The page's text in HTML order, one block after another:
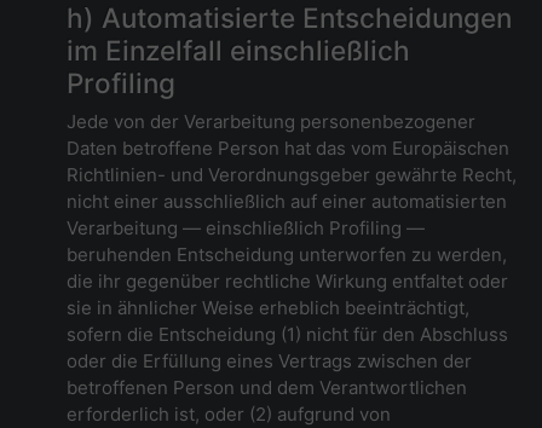
h) Automatisierte Entscheidungen
im Einzelfall einschließlich
Profiling
Jede von der Verarbeitung personenbezogener
Daten betroffene Person hat das vom Europäischen
Richtlinien- und Verordnungsgeber gewährte Recht,
nicht einer ausschließlich auf einer automatisierten
Verarbeitung — einschließlich Profiling —
beruhenden Entscheidung unterworfen zu werden,
die ihr gegenüber rechtliche Wirkung entfaltet oder
sie in ähnlicher Weise erheblich beeinträchtigt,
sofern die Entscheidung (1) nicht für den Abschluss
oder die Erfüllung eines Vertrags zwischen der
betroffenen Person und dem Verantwortlichen
erforderlich ist, oder (2) aufgrund von